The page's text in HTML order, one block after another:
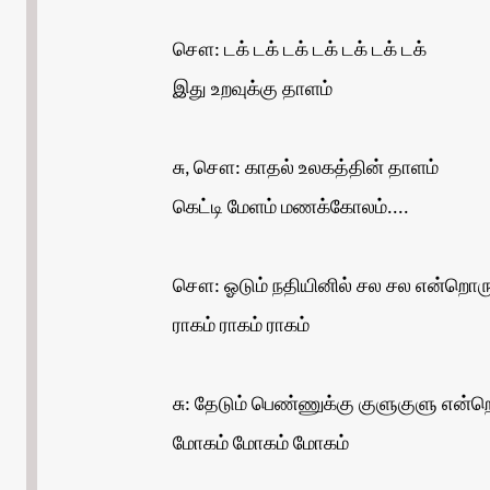
சௌ: டக் டக் டக் டக் டக் டக் டக்
இது உறவுக்கு தாளம்
சு, சௌ: காதல் உலகத்தின் தாளம்
கெட்டி மேளம் மணக்கோலம்....
சௌ: ஓடும் நதியினில் சல சல
ராகம் ராகம் ராகம்
சு: தேடும் பெண்ணுக்கு குளுகுளு
மோகம் மோகம் மோகம்